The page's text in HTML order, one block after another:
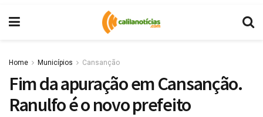
Home Municípios Cansanção
Fim da apuração em Cansanção.
Ranulfo é o novo prefeito